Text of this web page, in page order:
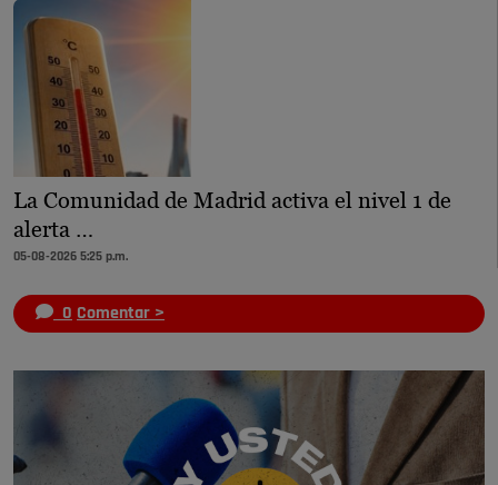
La Comunidad de Madrid activa el nivel 1 de
alerta …
05-08-2026 5:25 p.m.
0 Comentar >